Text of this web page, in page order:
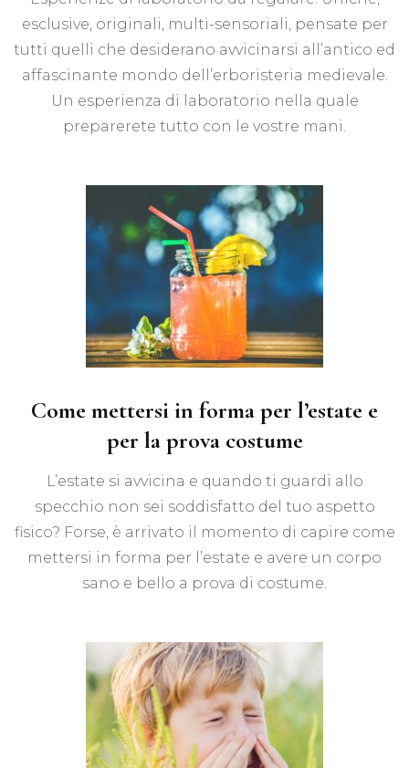
esclusive, originali, multi-sensoriali, pensate per
tutti quelli che desiderano avvicinarsi all’antico ed
affascinante mondo dell’erboristeria medievale.
Un esperienza di laboratorio nella quale
preparerete tutto con le vostre mani.
Come mettersi in forma per l’estate e
per la prova costume
L’estate si avvicina e quando ti guardi allo
specchio non sei soddisfatto del tuo aspetto
fisico? Forse, è arrivato il momento di capire come
mettersi in forma per l’estate e avere un corpo
sano e bello a prova di costume.